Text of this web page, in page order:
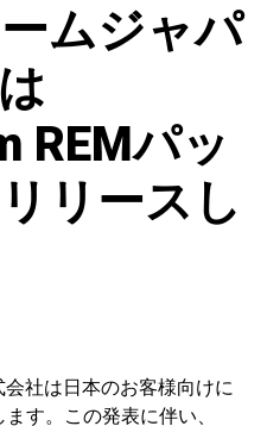
ムジャパ
REMパッ
リースし
社は日本のお客様向けに
す。この発表に伴い、